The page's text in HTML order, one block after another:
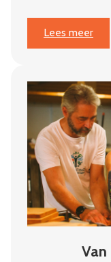
Lees meer
:
Jaarbericht
begint
in
de
buurt